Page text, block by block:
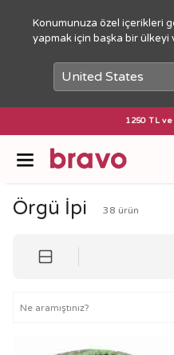
Konumunuza özel içerikleri
yapmak için başka bir ülkeyi
1250 TL ve Üzeri
Örgü İpi 38 ürün